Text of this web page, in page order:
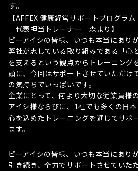
す。
【AFFEX 健康経営サポートプログラム
代表担当トレーナー 森より】
ピーアイシの皆様、いつも本当にあり
弊社が志している取り組みである「心
を支えるという観点からトレーニング
頭に、今回はサポートさせていただけ
の気持ちでいっぱいです。
企業にとって、何より大切な従業員様
アイシ様ならびに、1社でも多くの日
心を込めたトレーニングを通じてサポ
ます。
ピーアイシの皆様、いつも本当にあり
引き続き、全力でサポートさせていた